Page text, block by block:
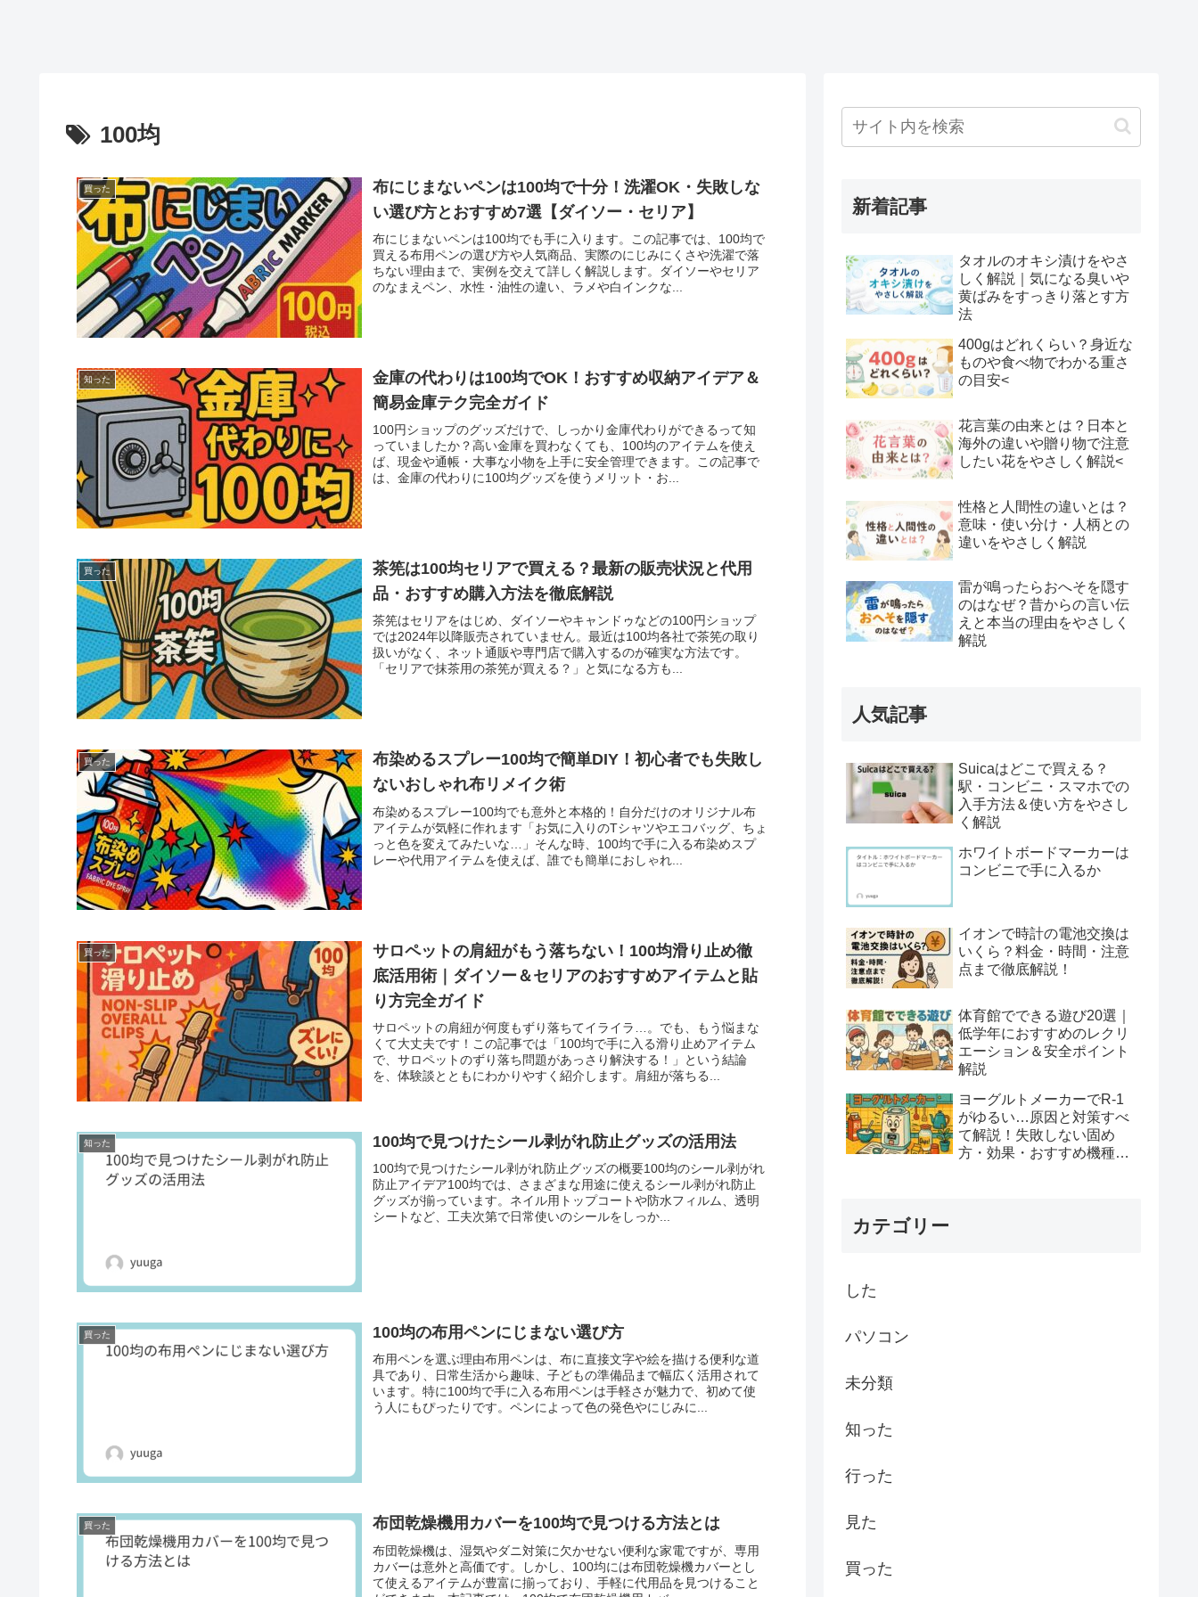
100均
買った
布にじまないペンは100均で十分！洗濯OK・失敗しな
い選び方とおすすめ7選【ダイソー・セリア】
布にじまないペンは100均でも手に入ります。この記事では、100均で
買える布用ペンの選び方や人気商品、実際のにじみにくさや洗濯で落
ちない理由まで、実例を交えて詳しく解説します。ダイソーやセリア
のなまえペン、水性・油性の違い、ラメや白インクな...
知った
金庫の代わりは100均でOK！おすすめ収納アイデア＆
簡易金庫テク完全ガイド
100円ショップのグッズだけで、しっかり金庫代わりができるって知
っていましたか？高い金庫を買わなくても、100均のアイテムを使え
ば、現金や通帳・大事な小物を上手に安全管理できます。この記事で
は、金庫の代わりに100均グッズを使うメリット・お...
買った
茶筅は100均セリアで買える？最新の販売状況と代用
品・おすすめ購入方法を徹底解説
茶筅はセリアをはじめ、ダイソーやキャンドゥなどの100円ショップ
では2024年以降販売されていません。最近は100均各社で茶筅の取り
扱いがなく、ネット通販や専門店で購入するのが確実な方法です。
「セリアで抹茶用の茶筅が買える？」と気になる方も...
買った
布染めるスプレー100均で簡単DIY！初心者でも失敗し
ないおしゃれ布リメイク術
布染めるスプレー100均でも意外と本格的！自分だけのオリジナル布
アイテムが気軽に作れます「お気に入りのTシャツやエコバッグ、ちょ
っと色を変えてみたいな…」そんな時、100均で手に入る布染めスプ
レーや代用アイテムを使えば、誰でも簡単におしゃれ...
買った
サロペットの肩紐がもう落ちない！100均滑り止め徹
底活用術｜ダイソー＆セリアのおすすめアイテムと貼
り方完全ガイド
サロペットの肩紐が何度もずり落ちてイライラ…。でも、もう悩まな
くて大丈夫です！この記事では「100均で手に入る滑り止めアイテム
で、サロペットのずり落ち問題があっさり解決する！」という結論
を、体験談とともにわかりやすく紹介します。肩紐が落ちる...
知った 100均で見つけたシール剥がれ防止グッズの活用法
100均で見つけたシール剥がれ防止グッズの概要100均のシール剥がれ
防止アイデア100均では、さまざまな用途に使えるシール剥がれ防止
グッズが揃っています。ネイル用トップコートや防水フィルム、透明
シートなど、工夫次第で日常使いのシールをしっか...
買った 100均の布用ペンにじまない選び方
布用ペンを選ぶ理由布用ペンは、布に直接文字や絵を描ける便利な道
具であり、日常生活から趣味、子どもの準備品まで幅広く活用されて
います。特に100均で手に入る布用ペンは手軽さが魅力で、初めて使
う人にもぴったりです。ペンによって色の発色やにじみに...
買った 布団乾燥機用カバーを100均で見つける方法とは
布団乾燥機は、湿気やダニ対策に欠かせない便利な家電ですが、専用
カバーは意外と高価です。しかし、100均には布団乾燥機カバーとし
て使えるアイテムが豊富に揃っており、手軽に代用品を見つけること
新着記事
タオルのオキシ漬けをやさ
しく解説｜気になる臭いや
黄ばみをすっきり落とす方
法
400gはどれくらい？身近な
ものや食べ物でわかる重さ
の目安<
花言葉の由来とは？日本と
海外の違いや贈り物で注意
したい花をやさしく解説<
性格と人間性の違いとは？
意味・使い分け・人柄との
違いをやさしく解説
雷が鳴ったらおへそを隠す
のはなぜ？昔からの言い伝
えと本当の理由をやさしく
解説
人気記事
Suicaはどこで買える？
駅・コンビニ・スマホでの
入手方法＆使い方をやさし
く解説
ホワイトボードマーカーは
コンビニで手に入るか
イオンで時計の電池交換は
いくら？料金・時間・注意
点まで徹底解説！
体育館でできる遊び20選｜
低学年におすすめのレクリ
エーション＆安全ポイント
解説
ヨーグルトメーカーでR-1
がゆるい…原因と対策すべ
て解説！失敗しない固め
方・効果・おすすめ機種ま
カテゴリー
した
パソコン
未分類
知った
行った
見た
買った